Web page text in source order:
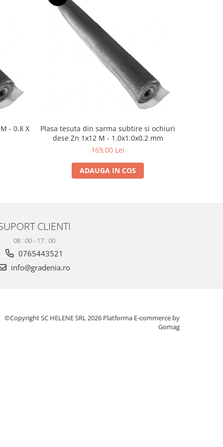
Plasa tesuta din sarma subtire si ochiuri
dese Zn 1x12 M - 1.0x1.0x0.2 mm
169,00 Lei
ADAUGA IN COS
CLIENTI
08 : 00 - 17 : 00
0765443521
info@gradenia.ro
©Copyright SC HELENE SRL 2026 Platforma E-commerce by
Gomag